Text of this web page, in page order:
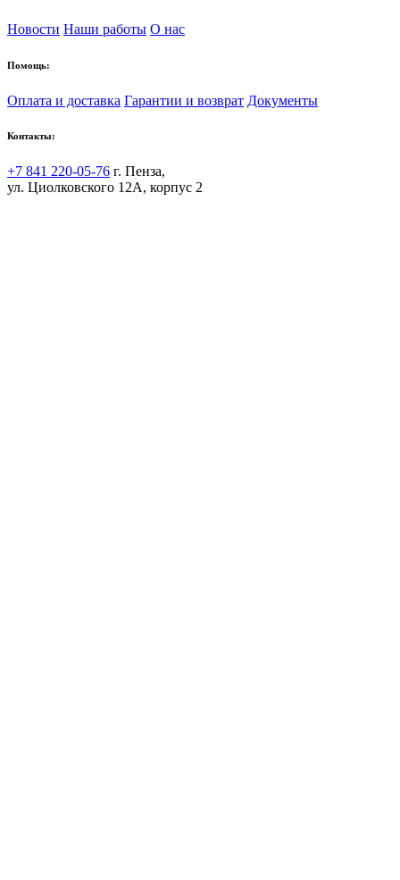
Новости Наши работы О нас
Помощь:
Оплата и доставка Гарантии и возврат Документы
Контакты:
+7 841 220-05-76 г. Пенза,
ул. Циолковского 12А, корпус 2